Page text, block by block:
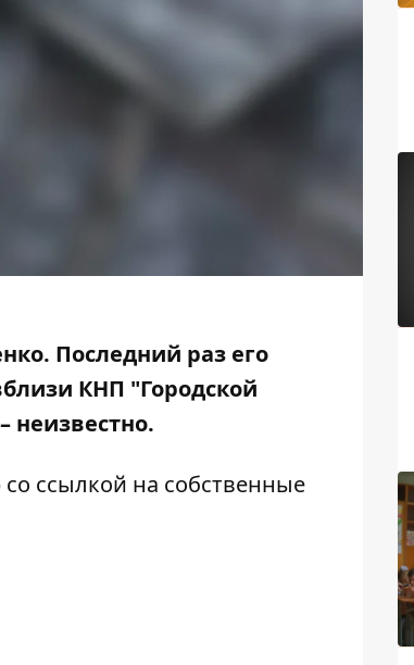
Последний раз его
КНП "Городской
неизвестно.
ссылкой на собственные